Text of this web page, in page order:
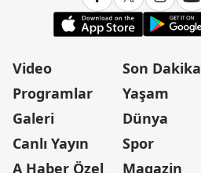
Video
Programlar
Galeri
Canlı Yayın
A Haber Özel
Son Dakika
Yaşam
Dünya
Spor
Magazin